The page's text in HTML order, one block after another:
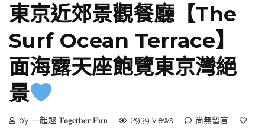
東京近郊景觀餐廳【The
Surf Ocean Terrace】
面海露天座飽覽東京灣絕
景
by 一起趣 𝐓𝐨𝐠𝐞𝐭𝐡𝐞𝐫 𝐅𝐮𝐧 2939 views
尚無留言